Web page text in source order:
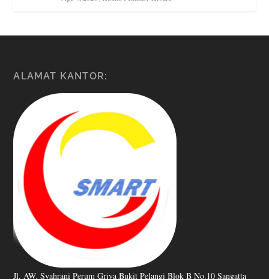
ALAMAT KANTOR:
Jl. AW. Syahrani Perum Griya Bukit Pelangi Blok B No.10 Sangatta